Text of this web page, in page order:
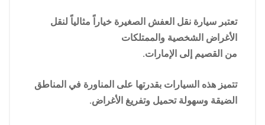
تعتبر سيارة نقل العفش الصغيرة خياراً مثالياً لنقل
الأغراض الشخصية والممتلكات
من القصيم إلى الإمارات.
تتميز هذه السيارات بقدرتها على المناورة في المناطق
الضيقة وسهولة تحميل وتفريغ الأغراض.